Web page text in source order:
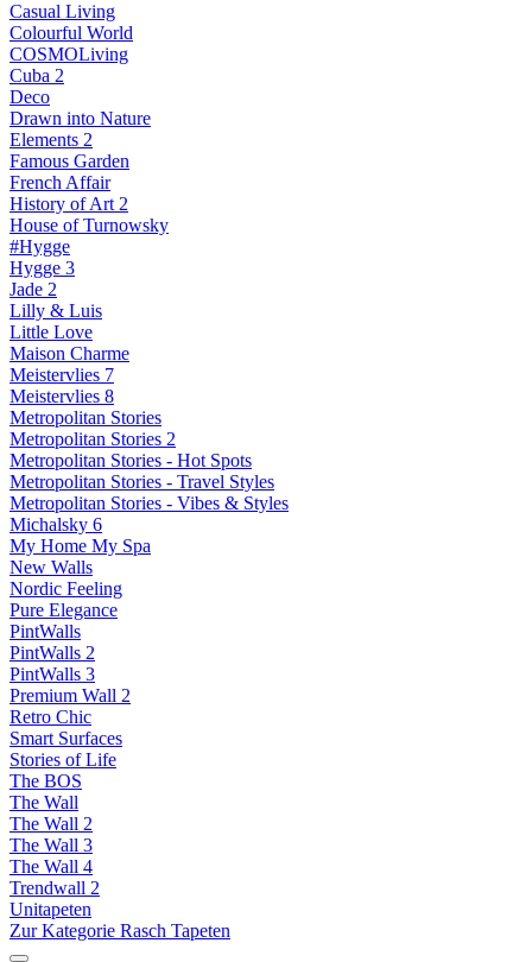
Casual Living
Colourful World
COSMOLiving
Cuba 2
Deco
Drawn into Nature
Elements 2
Famous Garden
French Affair
History of Art 2
House of Turnowsky
#Hygge
Hygge 3
Jade 2
Lilly & Luis
Little Love
Maison Charme
Meistervlies 7
Meistervlies 8
Metropolitan Stories
Metropolitan Stories 2
Metropolitan Stories - Hot Spots
Metropolitan Stories - Travel Styles
Metropolitan Stories - Vibes & Styles
Michalsky 6
My Home My Spa
New Walls
Nordic Feeling
Pure Elegance
PintWalls
PintWalls 2
PintWalls 3
Premium Wall 2
Retro Chic
Smart Surfaces
Stories of Life
The BOS
The Wall
The Wall 2
The Wall 3
The Wall 4
Trendwall 2
Unitapeten
Zur Kategorie Rasch Tapeten